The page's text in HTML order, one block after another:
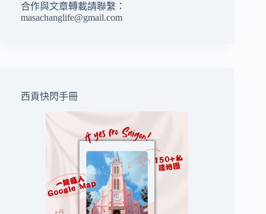
合作與文章轉載請聯繫：
masachanglife@gmail.com
西貢快閃手冊